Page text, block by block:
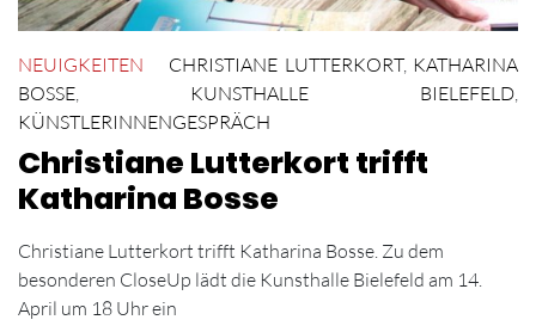
NEUIGKEITEN CHRISTIANE LUTTERKORT, KATHARINA
BOSSE
KUNSTHALLE BIELEFELD
KÜNSTLERINNENGESPRÄCH
Christiane Lutterkort trifft
Katharina Bosse
Christiane Lutterkort trifft Katharina Bosse. Zu dem
besonderen CloseUp lädt die Kunsthalle Bielefeld am 14.
April um 18 Uhr ein